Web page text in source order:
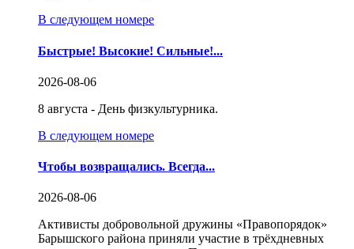
В следующем номере
Быстрые! Высокие! Сильные!...
2026-08-06
8 августа - День физкультурника.
В следующем номере
Чтобы возвращались. Всегда...
2026-08-06
Активисты добровольной дружины «Правопорядок»
Барышского района приняли участие в трёхдневных